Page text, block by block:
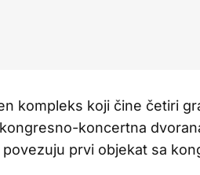
kompleks koji čine četiri
koncertna
povezuju prvi objekat sa